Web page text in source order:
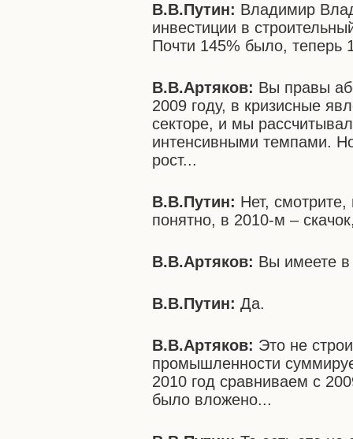
В.В.Путин: Владимир
инвестиции в
Почти 145% было, теперь
В.В.Артяков: Вы правы
2009 году, в кризисные
секторе, и мы
интенсивными темпами.
рост...
В.В.Путин: Нет,
понятно, в 2010-м –
В.В.Артяков: Вы имеете в
В.В.Путин: Да.
В.В.Артяков: Это не
промышленности
2010 год сравниваем с
было вложено...